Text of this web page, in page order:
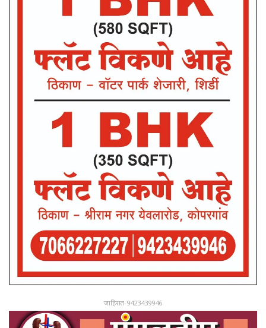
जाहिरात-9423439946